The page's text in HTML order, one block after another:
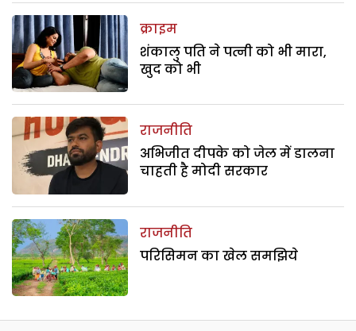
क्राइम
शंकालु पति ने पत्नी को भी मारा,
खुद को भी
राजनीति
अभिजीत दीपके को जेल में डालना
चाहती है मोदी सरकार
राजनीति
परिसिमन का खेल समझिये